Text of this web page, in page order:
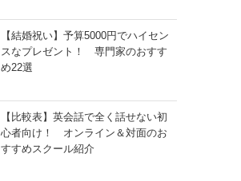
【結婚祝い】予算5000円でハイセン
スなプレゼント！ 専門家のおすす
め22選
【比較表】英会話で全く話せない初
心者向け！ オンライン＆対面のお
すすめスクール紹介